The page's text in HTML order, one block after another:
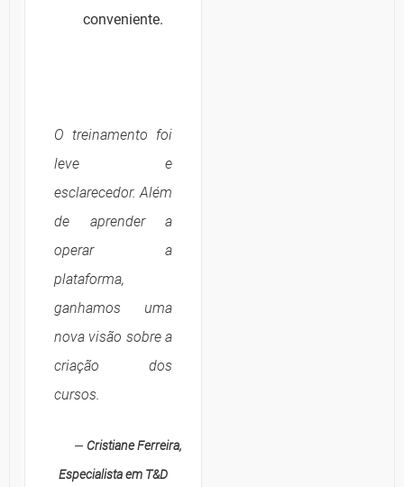
conveniente.
O treinamento foi
leve e
esclarecedor. Além
de aprender a
operar a
plataforma,
ganhamos uma
nova visão sobre a
criação dos
cursos.
— Cristiane Ferreira,
Especialista em T&D